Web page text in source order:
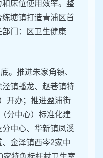
床位使用效率。整
塘镇打造青浦区首
门：区卫生健康
。推进朱家角镇、
镇蟠龙、赵巷镇特
开办；推进盈浦街
分中心）标准化建
中心、华新镇凤溪
金泽镇西岑2家中